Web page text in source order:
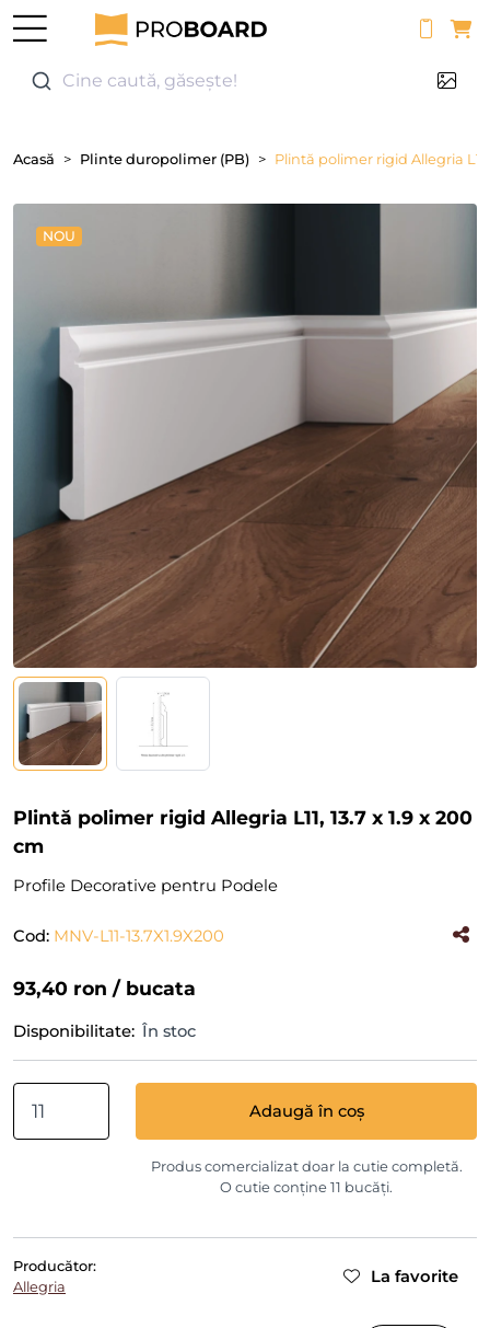
Cine caută, găsește!
Acasă Plinte duropolimer (PB) Plintă polimer rigid Allegria L11,
NOU
Plintă polimer rigid Allegria L11, 13.7 x 1.9 x 200
cm
Profile Decorative pentru Podele
Cod: MNV-L11-13.7X1.9X200
93,40 ron / bucata
Disponibilitate: În stoc
Adaugă în coș
Produs comercializat doar la cutie completă.
O cutie conține 11 bucăți.
Producător:
Allegria
La favorite